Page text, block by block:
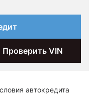
автокредита
Проверить VIN